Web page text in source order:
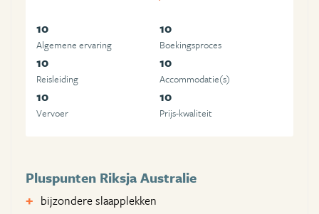
10
Algemene ervaring
10
Boekingsproces
10
Reisleiding
10
Accommodatie(s)
10
Vervoer
10
Prijs-kwaliteit
Pluspunten Riksja Australie
bijzondere slaapplekken